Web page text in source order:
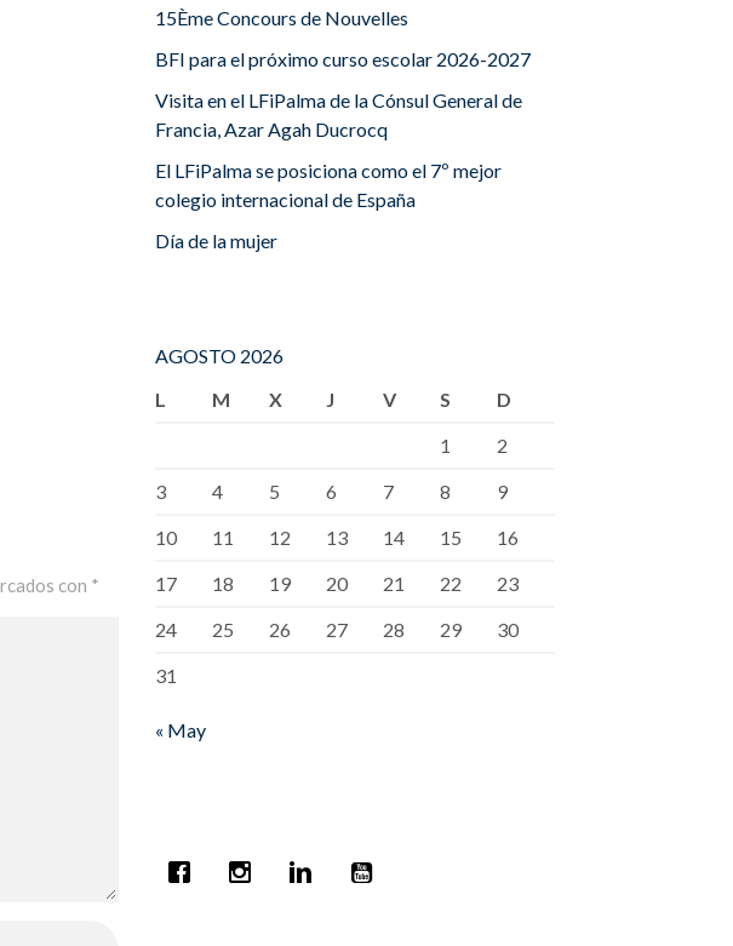
con *
15Ème Concours de Nouvelles
BFI para el próximo curso escolar 2026-2027
Visita en el LFiPalma de la Cónsul General de
Francia, Azar Agah Ducrocq
El LFiPalma se posiciona como el 7º mejor
colegio internacional de España
Día de la mujer
AGOSTO 2026
L
M X J V S
D
1
2
3
4 5 6 7 8
9
10
11 12 13 14 15
16
17
18 19 20 21 22
23
24
25 26 27 28 29
30
31
« May